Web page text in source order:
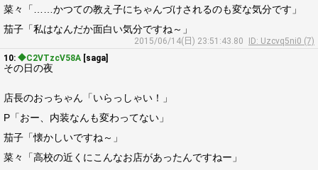
菜々「……かつての教え子にちゃんづけされるのも変な気分です」
茄子「私はなんだか面白い気分ですね～」
2015/06/14(日) 23:51:43.80
ID: Uzcvq5ni0 (7)
10: ◆C2VTzcV58A [saga]
その日の夜
店長のおっちゃん「いらっしゃい！」
P「おー、内装なんも変わってない」
茄子「懐かしいですね～」
菜々「高校の近くにこんなお店があったんですねー」